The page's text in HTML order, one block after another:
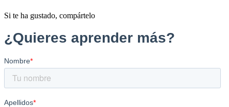
Si te ha gustado, compártelo